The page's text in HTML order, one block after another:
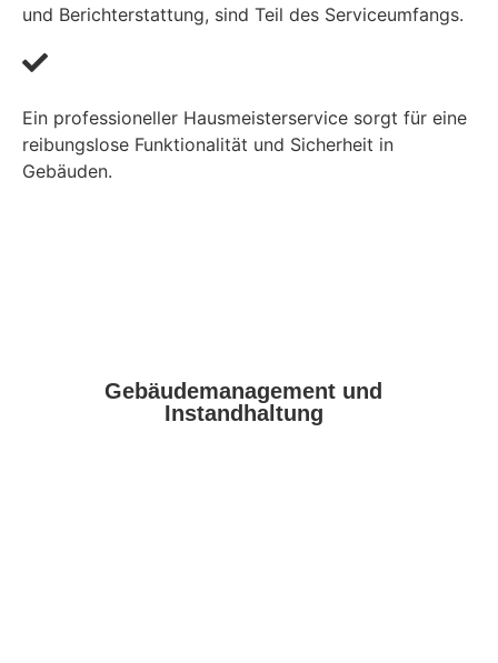
und Berichterstattung, sind Teil des Serviceumfangs.
Ein professioneller Hausmeisterservice sorgt für eine
reibungslose Funktionalität und Sicherheit in
Gebäuden.
Gebäudemanagement und
Instandhaltung